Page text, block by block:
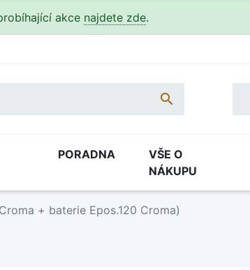
akce najdete zde.

PORADNA
VŠE O
NÁKUPU
+ baterie Epos.120 Croma)